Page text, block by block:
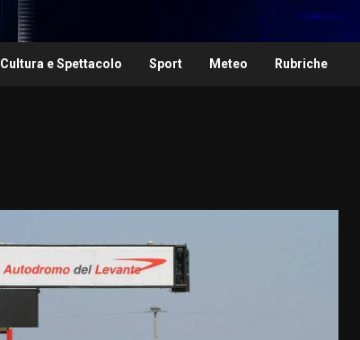
Cultura e Spettacolo Sport Meteo Rubriche